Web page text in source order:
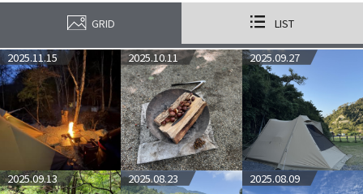
GRID LIST
2025.11.15 2025.10.11 2025.09.27
2025.09.13 2025.08.23 2025.08.09